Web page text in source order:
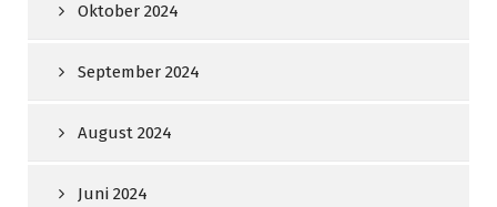
Oktober 2024
September 2024
August 2024
Juni 2024